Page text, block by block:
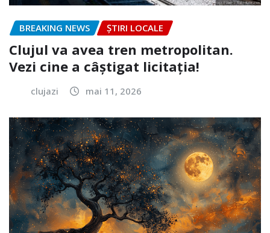
BREAKING NEWS ȘTIRI LOCALE
Clujul va avea tren metropolitan.
Vezi cine a câștigat licitația!
clujazi mai 11, 2026